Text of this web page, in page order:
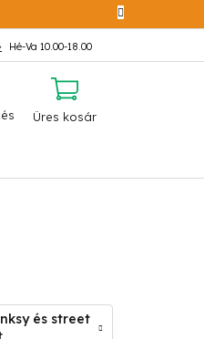
KOSÁR
Üres kosár
és street